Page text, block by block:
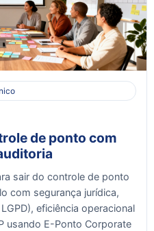
de ponto com
sair do controle de ponto
com segurança jurídica,
eficiência operacional
usando E-Ponto Corporate